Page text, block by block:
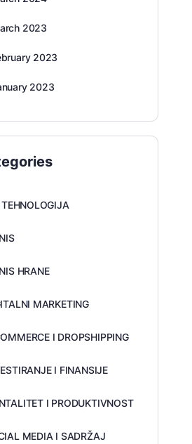
2023
2023
2023
HRANE
MARKETING
I DROPSHIPPING
I FINANSIJE
I PRODUKTIVNOST
MEDIA I SADRŽAJ